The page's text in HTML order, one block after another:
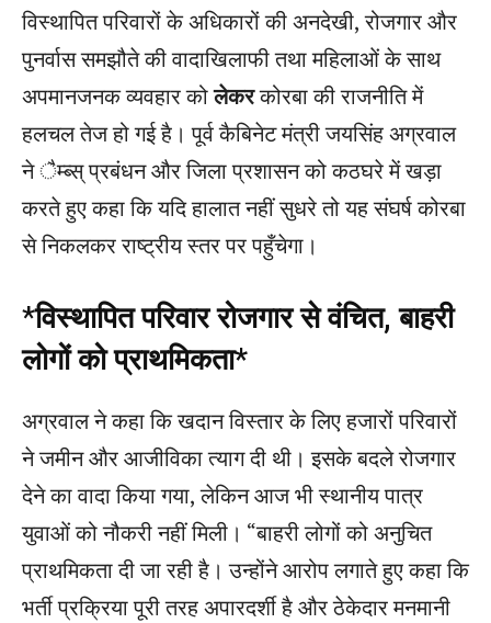
विस्थापित परिवारों के अधिकारों की अनदेखी, रोजगार और
पुनर्वास समझौते की वादाखिलाफी तथा महिलाओं के साथ
अपमानजनक व्यवहार कोलेकरकोरबा की राजनीति में
हलचल तेज हो गई है। पूर्व कैबिनेट मंत्री जयसिंह अग्रवाल
ने ैम्ब्स् प्रबंधन और जिला प्रशासन को कठघरे में खड़ा
करते हुए कहा कि यदि हालात नहीं सुधरे तो यह संघर्ष कोरबा
से निकलकर राष्ट्रीय स्तर पर पहुँचेगा।
*विस्थापित परिवार रोजगार से वंचित, बाहरी
लोगों को प्राथमिकता*
अग्रवाल ने कहा कि खदान विस्तार के लिए हजारों परिवारों
ने जमीन और आजीविका त्याग दी थी। इसके बदले रोजगार
देने का वादा किया गया, लेकिन आज भी स्थानीय पात्र
युवाओं को नौकरी नहीं मिली। “बाहरी लोगों को अनुचित
प्राथमिकता दी जा रही है। उन्होंने आरोप लगाते हुए कहा कि
भर्ती प्रक्रिया पूरी तरह अपारदर्शी है और ठेकेदार मनमानी